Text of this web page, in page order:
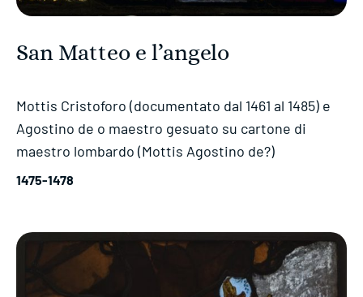
San Matteo e l’angelo
Mottis Cristoforo (documentato dal 1461 al 1485) e
Agostino de o maestro gesuato su cartone di
maestro lombardo (Mottis Agostino de?)
1475-1478